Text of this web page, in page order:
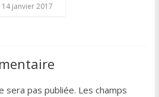
14 janvier 2017
sera pas publiée. Les champs